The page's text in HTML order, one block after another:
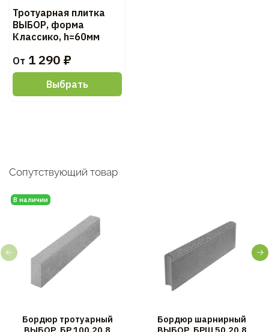
Тротуарная плитка
ВЫБОР, форма
Классико, h=60мм
От 1 290 ₽
Выбрать
Сопутствующий товар
В наличии
Бордюр тротуарный
Бордюр шарнирный